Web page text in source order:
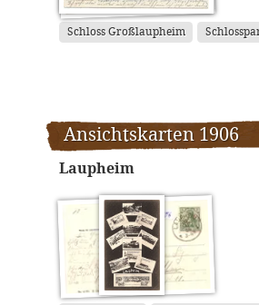
Schloss Großlaupheim
Ansichtskarten 1906
Laupheim